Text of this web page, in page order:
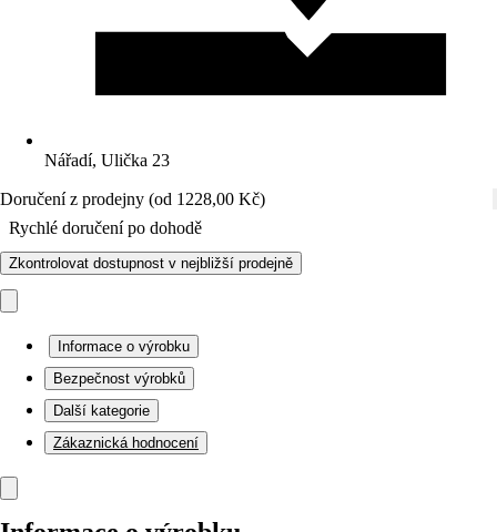
Nářadí, Ulička 23
Doručení z prodejny (od 1228,00 Kč)
Rychlé doručení po dohodě
Zkontrolovat dostupnost v nejbližší prodejně
Informace o výrobku
Bezpečnost výrobků
Další kategorie
Zákaznická hodnocení